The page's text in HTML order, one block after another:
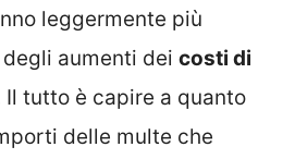
leggermente più
aumenti dei costi di
Il tutto è capire a quanto
delle multe che